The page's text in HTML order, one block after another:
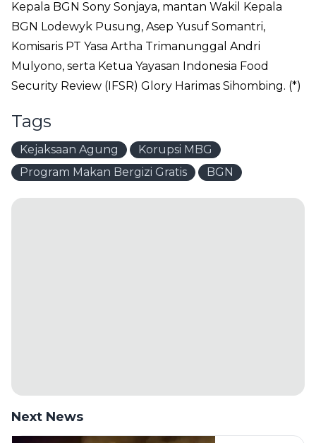
Kepala BGN Sony Sonjaya, mantan Wakil Kepala
BGN Lodewyk Pusung, Asep Yusuf Somantri,
Komisaris PT Yasa Artha Trimanunggal Andri
Mulyono, serta Ketua Yayasan Indonesia Food
Security Review (IFSR) Glory Harimas Sihombing. (*)
Tags
Kejaksaan Agung
Korupsi MBG
Program Makan Bergizi Gratis
BGN
Next News